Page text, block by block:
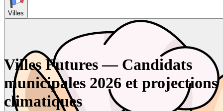
Villes
Villes Futures — Candidats
municipales 2026 et projections
climatiques